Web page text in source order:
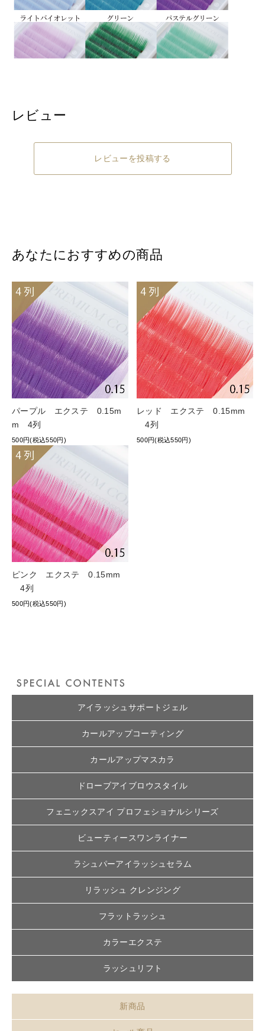
レビュー
レビューを投稿する
あなたにおすすめの商品
パープル エクステ 0.15m
m 4列
500円(税込550円)
レッド エクステ 0.15mm
4列
500円(税込550円)
ピンク エクステ 0.15mm
4列
500円(税込550円)
アイラッシュサポートジェル
カールアップコーティング
カールアップマスカラ
ドローブアイブロウスタイル
フェニックスアイ プロフェショナルシリーズ
ビューティースワンライナー
ラシュパーアイラッシュセラム
リラッシュ クレンジング
フラットラッシュ
カラーエクステ
ラッシュリフト
新商品